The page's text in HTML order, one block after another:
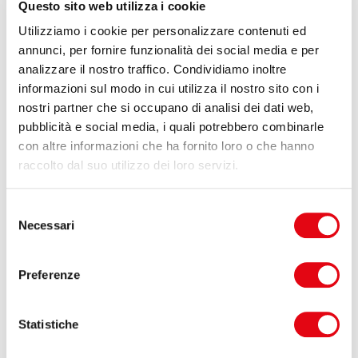
Questo sito web utilizza i cookie
Utilizziamo i cookie per personalizzare contenuti ed
annunci, per fornire funzionalità dei social media e per
analizzare il nostro traffico. Condividiamo inoltre
informazioni sul modo in cui utilizza il nostro sito con i
nostri partner che si occupano di analisi dei dati web,
pubblicità e social media, i quali potrebbero combinarle
con altre informazioni che ha fornito loro o che hanno
raccolto dal suo utilizzo dei loro servizi.
delNecessari
Preferenze
Statistiche